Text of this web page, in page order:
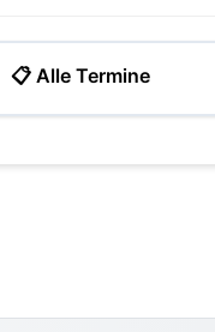
📋 Alle Termine